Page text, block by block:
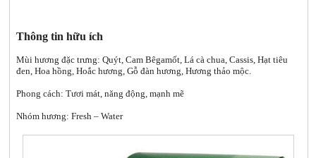
Thông tin hữu ích
Mùi hương đặc trưng: Quýt, Cam Bêgamốt, Lá cà chua, Cassis, Hạt tiêu
đen, Hoa hồng, Hoắc hương, Gỗ đàn hương, Hương thảo mộc.
Phong cách: Tươi mát, năng động, mạnh mẽ
Nhóm hương: Fresh – Water